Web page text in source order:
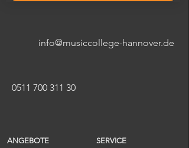
info@musiccollege-hannover.de
0511 700 311 30
ANGEBOTE SERVICE